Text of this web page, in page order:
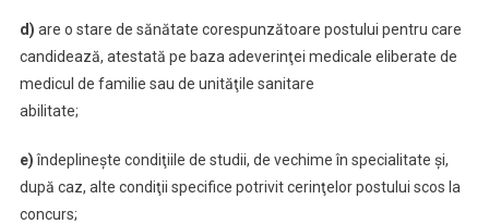
d) are o stare de sănătate corespunzătoare postului pentru care
candidează, atestată pe baza adeverinţei medicale eliberate de
medicul de familie sau de unităţile sanitare
abilitate;
e)îndeplineşte condiţiile de studii, de vechime în specialitate şi,
după caz, alte condiţii specifice potrivit cerinţelor postului scos la
concurs;